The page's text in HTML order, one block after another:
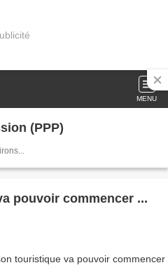
MENU
(PPP)
pouvoir commencer ...